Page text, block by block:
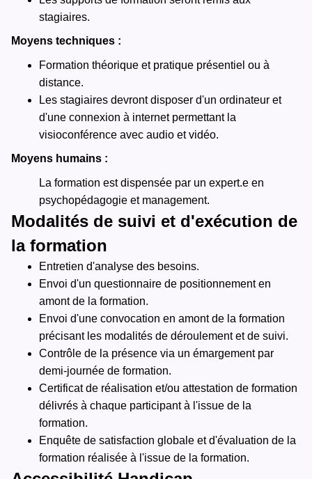
stagiaires.
Moyens techniques :
Formation théorique et pratique présentiel ou à
distance.
Les stagiaires devront disposer d'un ordinateur et
d'une connexion à internet permettant la
visioconférence avec audio et vidéo.
Moyens humains :
La formation est dispensée par un expert.e en
psychopédagogie et management.
Modalités de suivi et d'exécution de
la formation
Entretien d'analyse des besoins.
Envoi d'un questionnaire de positionnement en
amont de la formation.
Envoi d'une convocation en amont de la formation
précisant les modalités de déroulement et de suivi.
Contrôle de la présence via un émargement par
demi-journée de formation.
Certificat de réalisation et/ou attestation de formation
délivrés à chaque participant à l'issue de la
formation.
Enquête de satisfaction globale et d'évaluation de la
formation réalisée à l'issue de la formation.